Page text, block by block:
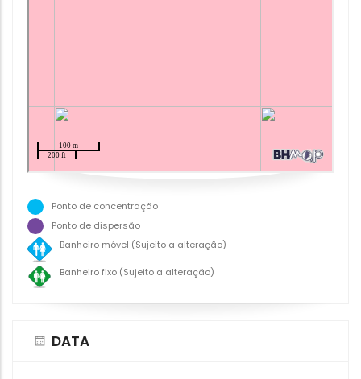
Ponto de concentração
Ponto de dispersão
Banheiro móvel (Sujeito a alteração)
Banheiro fixo (Sujeito a alteração)
DATA